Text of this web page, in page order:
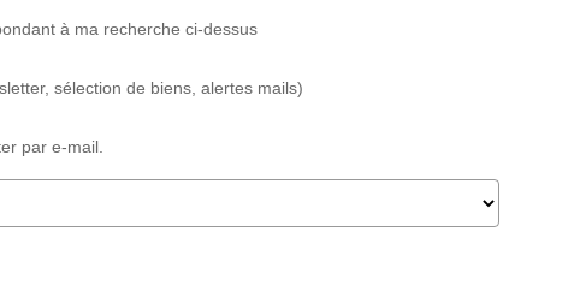
à ma recherche ci-dessus
sélection de biens, alertes mails)
par e-mail.